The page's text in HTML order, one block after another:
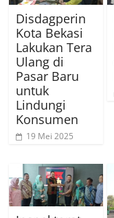
Disdagperin
Kota Bekasi
Lakukan Tera
Ulang di
Pasar Baru
untuk
Lindungi
Konsumen
19 Mei 2025